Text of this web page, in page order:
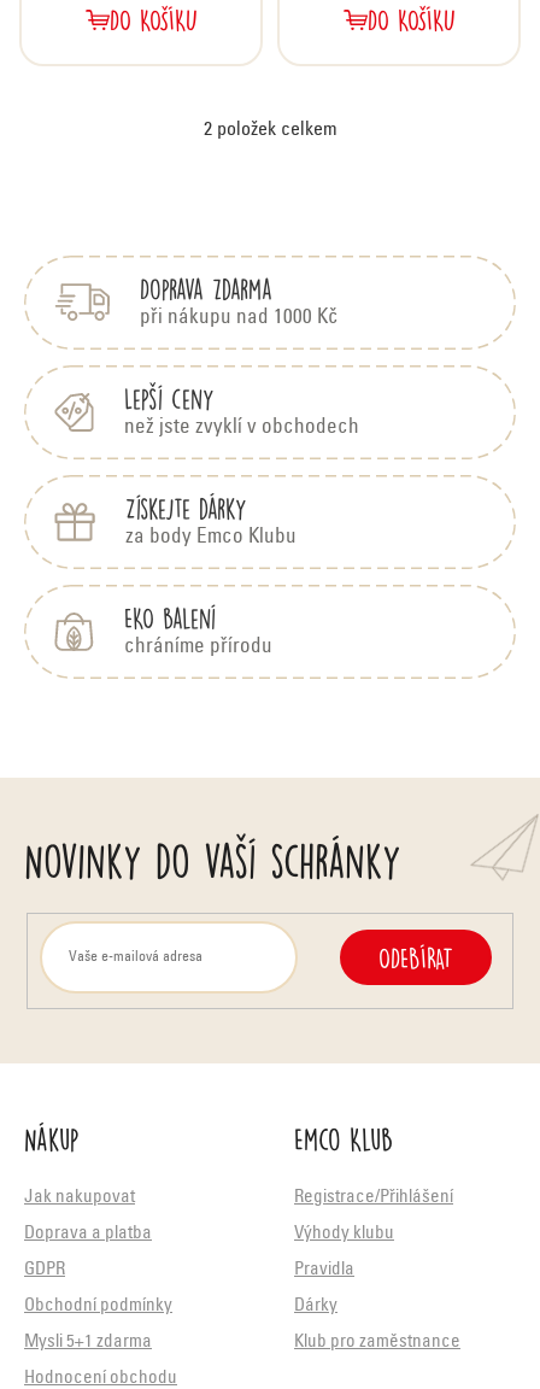
DO KOŠÍKU DO KOŠÍKU
O
á
d
a
í
p
r
v
y
p
s
u
2položek celkem
Doprava zdarma
při nákupu nad 1000 Kč
Lepší ceny
než jste zvyklí v obchodech
Získejte dárky
za body Emco Klubu
EKO balení
chráníme přírodu
Novinky do vaší schránky
ODEBÍRAT
Nákup
Jak nakupovat
Doprava a platba
GDPR
Obchodní podmínky
Mysli 5+1 zdarma
Hodnocení obchodu
Emco Klub
Registrace/Přihlášení
Výhody klubu
Pravidla
Dárky
Klub pro zaměstnance